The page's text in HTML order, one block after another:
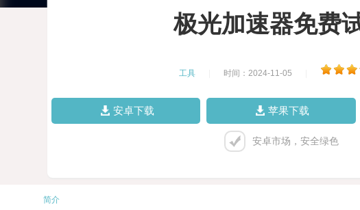
极光加速器免费
工具 时间：2024-11-05
安卓下载 苹果下载
安卓市场，安全绿色
简介